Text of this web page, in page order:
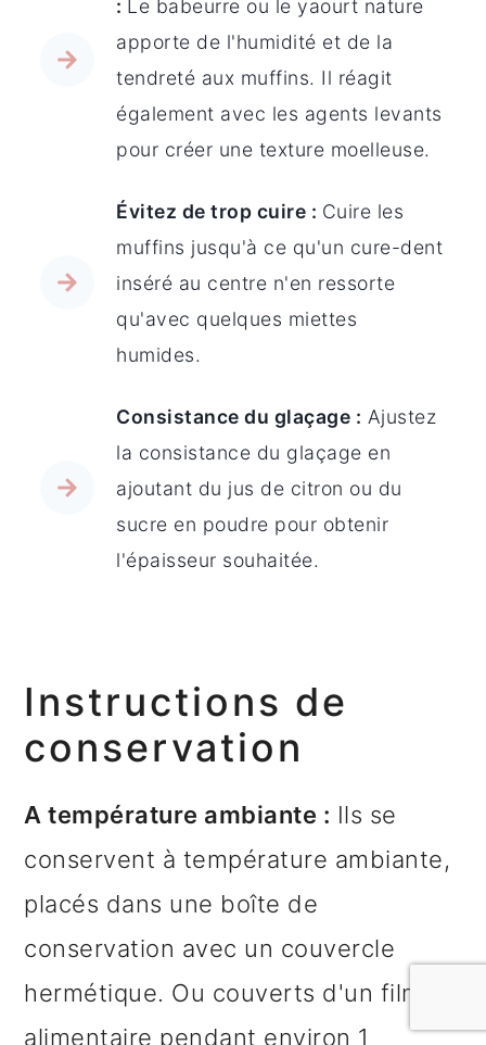
: Le babeurre ou le yaourt nature
apporte de l'humidité et de la
tendreté aux muffins. Il réagit
également avec les agents levants
pour créer une texture moelleuse.
Évitez de trop cuire : Cuire les
muffins jusqu'à ce qu'un cure-dent
inséré au centre n'en ressorte
qu'avec quelques miettes
humides.
Consistance du glaçage : Ajustez
la consistance du glaçage en
ajoutant du jus de citron ou du
sucre en poudre pour obtenir
l'épaisseur souhaitée.
Instructions de
conservation
A température ambiante : Ils se
conservent à température ambiante,
placés dans une boîte de
conservation avec un couvercle
hermétique. Ou couverts d'un film
alimentaire pendant environ 1